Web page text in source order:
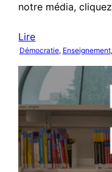
notre média,
Lire
Démocratie, Enseignement,